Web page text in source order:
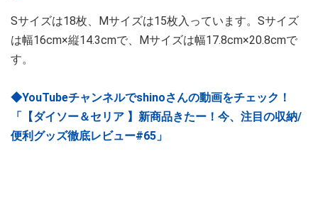
Sサイズは18枚、Mサイズは15枚入っています。Sサイズ
は幅16cm×縦14.3cmで、Mサイズは幅17.8cm×20.8cmで
す。
◆YouTubeチャンネルでshinoさんの動画をチェック！
「【ダイソー＆セリア 】新商品きたー！今、注目の収納/
便利グッズ徹底レビュー#65」